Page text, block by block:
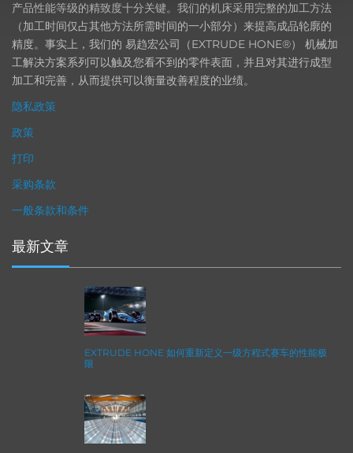
产品性能等级的精致度十分关键。我们的机床采用完整的加工方法
（加工时间仅占其他方法所需时间的一小部分）来提高成品轮廓的
精度。事实上，我们的 易趋宏公司（EXTRUDE HONE®） 机械加
工解决方案系列可以触及您看不到的零件表面，并且对其进行成型
加工和完善，从而提供可以衡量改善程度的业绩。
隐私政策
政策
打印
采购条款
一般条款和条件
最新文章
EXTRUDE HONE 如何重新定义一级方程式赛车的性能极
限